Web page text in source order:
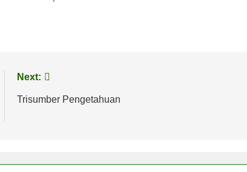
Next:
Trisumber Pengetahuan